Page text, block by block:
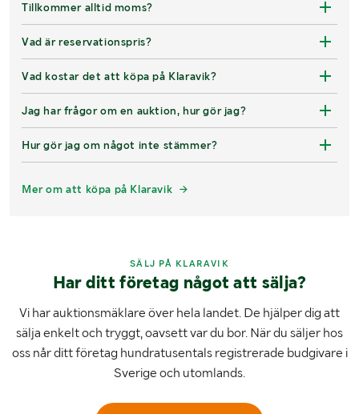
Tillkommer alltid moms?
Vad är reservationspris?
Vad kostar det att köpa på Klaravik?
Jag har frågor om en auktion, hur gör jag?
Hur gör jag om något inte stämmer?
Mer om att köpa på Klaravik
SÄLJ PÅ KLARAVIK
Har ditt företag något att sälja?
Vi har auktionsmäklare över hela landet. De hjälper dig att
sälja enkelt och tryggt, oavsett var du bor. När du säljer hos
oss når ditt företag hundratusentals registrerade budgivare i
Sverige och utomlands.